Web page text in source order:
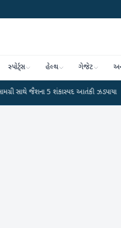
સ્પોર્ટ્સ હેલ્થ ગેજેટ
5 શંકાસ્પદ આતંકી ઝડપાયા ● પીએમ